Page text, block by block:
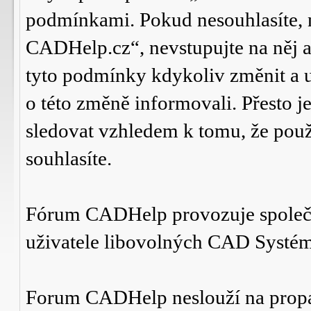
podmínkami. Pokud
CADHelp.cz“, nevstupujte na něj
tyto podmínky kdykoliv změnit a
o této změně informovali. Přesto
sledovat vzhledem k tomu, že
souhlasíte.
Fórum CADHelp provozuje
uživatele libovolných CAD
Forum CADHelp neslouží na